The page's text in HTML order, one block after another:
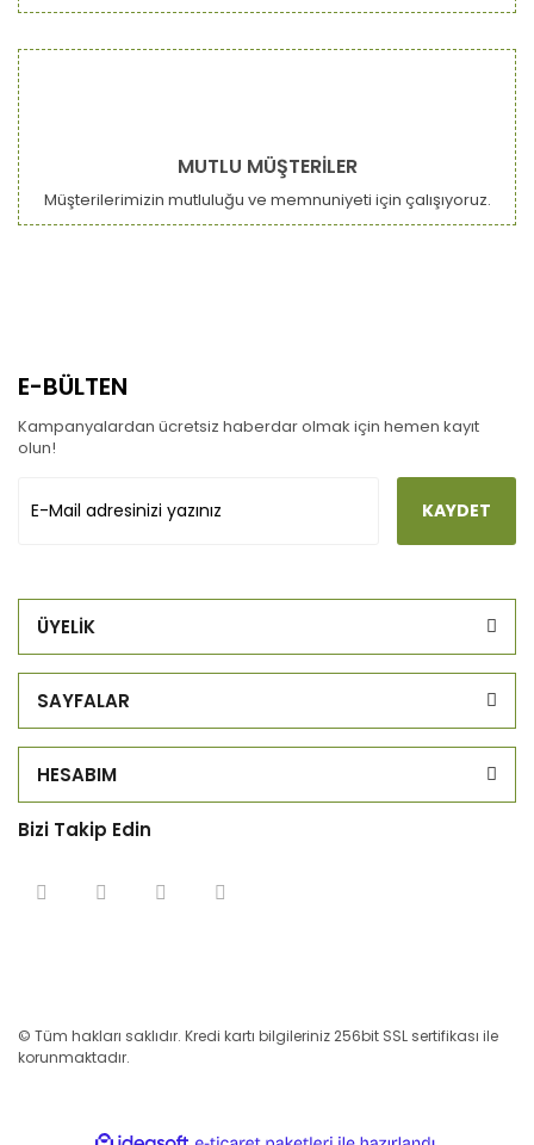
MUTLU MÜŞTERİLER
Müşterilerimizin mutluluğu ve memnuniyeti için çalışıyoruz.
E-BÜLTEN
Kampanyalardan ücretsiz haberdar olmak için hemen kayıt
olun!
KAYDET
ÜYELİK
SAYFALAR
HESABIM
Bizi Takip Edin
© Tüm hakları saklıdır. Kredi kartı bilgileriniz 256bit SSL sertifikası ile
korunmaktadır.